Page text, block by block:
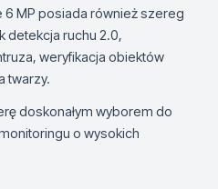
MP posiada również szereg
detekcja ruchu 2.0,
weryfikacja obiektów
twarzy.
doskonałym wyborem do
o wysokich